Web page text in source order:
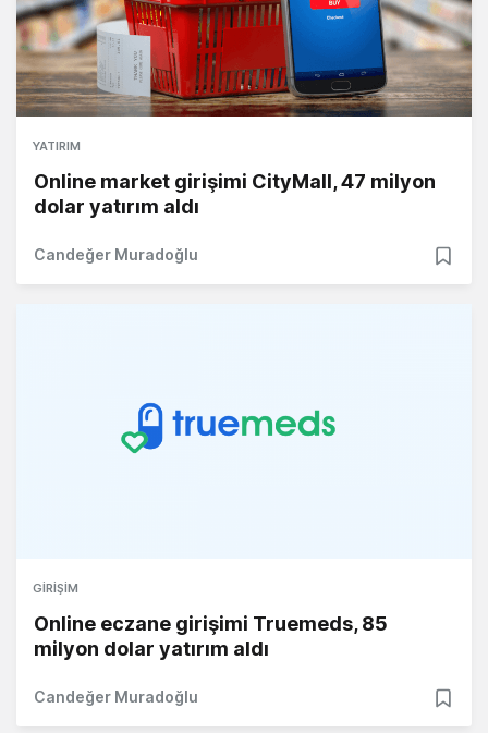
YATIRIM
Online market girişimi CityMall, 47 milyon
dolar yatırım aldı
Candeğer Muradoğlu
GIRIŞIM
Online eczane girişimi Truemeds, 85
milyon dolar yatırım aldı
Candeğer Muradoğlu